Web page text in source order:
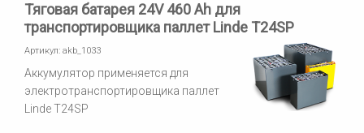
Тяговая батарея 24V 460 Ah для
транспортировщика паллет Linde T24SP
Артикул: akb_1033
Аккумулятор применяется для
электротранспортировщика паллет
Linde T24SP